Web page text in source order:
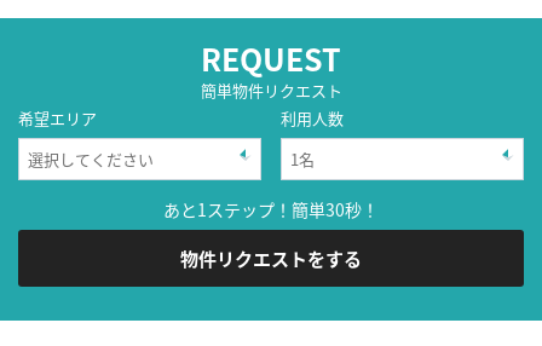
REQUEST
簡単物件リクエスト
希望エリア
利用人数
あと1ステップ！簡単30秒！
物件リクエストをする